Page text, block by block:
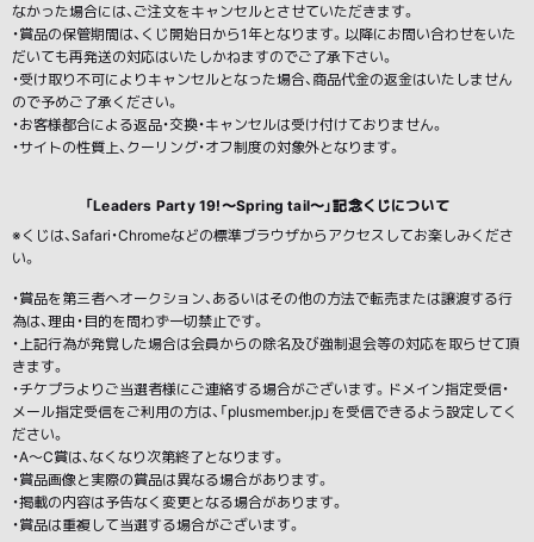
なかった場合には、ご注文をキャンセルとさせていただきます。
・賞品の保管期間は、くじ開始日から1年となります。以降にお問い合わせをいた
だいても再発送の対応はいたしかねますのでご了承下さい。
・受け取り不可によりキャンセルとなった場合、商品代金の返金はいたしません
ので予めご了承ください。
・お客様都合による返品・交換・キャンセルは受け付けておりません。
・サイトの性質上、クーリング・オフ制度の対象外となります。
「Leaders Party 19!〜Spring tail〜」記念くじについて
※くじは、Safari・Chromeなどの標準ブラウザからアクセスしてお楽しみくださ
い。
・賞品を第三者へオークション、あるいはその他の方法で転売または譲渡する行
為は、理由・目的を問わず一切禁止です。
・上記行為が発覚した場合は会員からの除名及び強制退会等の対応を取らせて頂
きます。
・チケプラよりご当選者様にご連絡する場合がございます。ドメイン指定受信・
メール指定受信をご利用の方は、「plusmember.jp」を受信できるよう設定してく
ださい。
・A〜C賞は、なくなり次第終了となります。
・賞品画像と実際の賞品は異なる場合があります。
・掲載の内容は予告なく変更となる場合があります。
・賞品は重複して当選する場合がございます。